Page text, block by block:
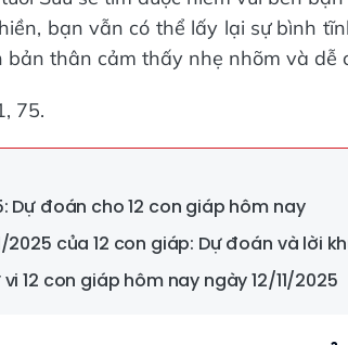
bạn vẫn có thể lấy lại sự bình
thân cảm thấy nhẹ nhõm và dễ
75.
Dự đoán cho 12 con giáp hôm nay
2025 của 12 con giáp: Dự đoán và lời
12 con giáp hôm nay ngày 12/11/2025